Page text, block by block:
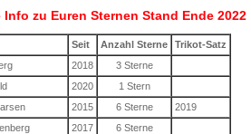
zu Euren Sternen Stand Ende 2022
Seit Anzahl Sterne
Trikot-Satz
2018
3 Sterne
2020
1 Stern
2015 6 Sterne
2019
2017
6 Sterne